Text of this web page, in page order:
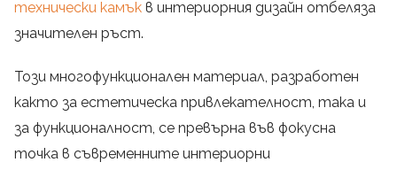
технически камък в интериорния дизайн отбеляза
значителен ръст.
Този многофункционален материал, разработен
както за естетическа привлекателност, така и
за функционалност, се превърна във фокусна
точка в съвременните интериорни